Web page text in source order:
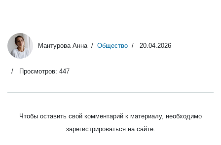
Мантурова Анна Общество 20.04.2026
Просмотров: 447
Чтобы оставить свой комментарий к материалу, необходимо
зарегистрироваться на сайте.